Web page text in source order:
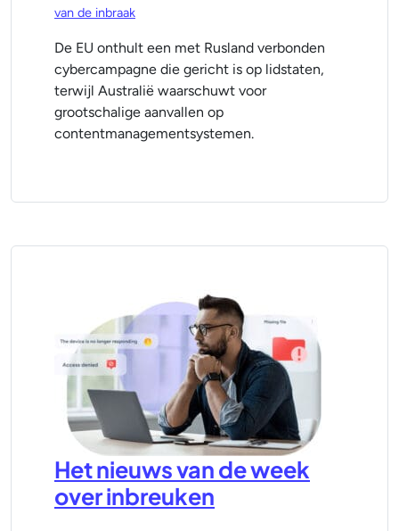
van de inbraak
De EU onthult een met Rusland verbonden
cybercampagne die gericht is op lidstaten,
terwijl Australië waarschuwt voor
grootschalige aanvallen op
contentmanagementsystemen.
Het nieuws van de week
over inbreuken